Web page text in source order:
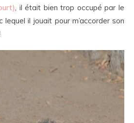
, il était bien trop occupé par le
il jouait pour m’accorder son